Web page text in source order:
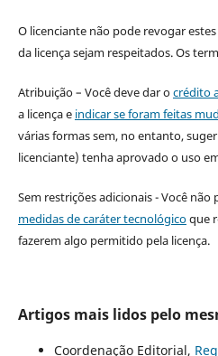
O licenciante não pode revogar
da licença sejam respeitados. Os
Atribuição – Você deve dar ocrédito
a licença e indicar se foram feitas
várias formas sem, no entanto,
licenciante) tenha aprovado o uso
Sem restrições adicionais - Você
medidas de caráter tecnológicoque
fazerem algo permitido pela licença.
Artigos mais lidos pelo
Coordenação Editorial,